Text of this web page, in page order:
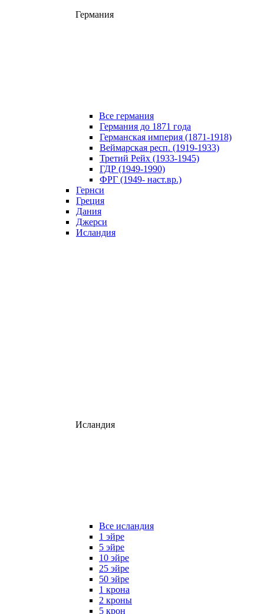
Германия
Все германия
Германия до 1871 года
Германская империя (1871-1918)
Веймарская респ. (1919-1933)
Третий Рейх (1933-1945)
ГДР (1949-1990)
ФРГ (1949- наст.вр.)
Гернси
Греция
Дания
Джерси
Исландия
Исландия
Все исландия
1 эйре
5 эйре
10 эйре
25 эйре
50 эйре
1 крона
2 кроны
5 крон